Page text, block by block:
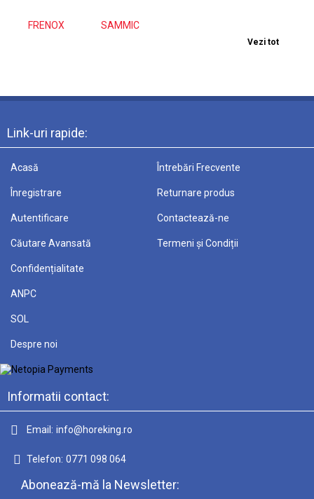
FRENOX SAMMIC
Vezi tot
Link-uri rapide:
Acasă
Înregistrare
Autentificare
Căutare Avansată
Întrebări Frecvente
Returnare produs
Contactează-ne
Termeni și Condiții
Confidențialitate
ANPC
SOL
Despre noi
Informatii contact:
Email: info@horeking.ro
Telefon: 0771 098 064
Abonează-mă la Newsletter: